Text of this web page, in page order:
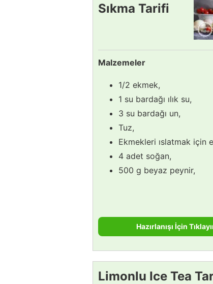
Sıkma Tarifi
Malzemeler
1/2 ekmek,
1 su bardağı ılık su,
3 su bardağı un,
Tuz,
Ekmekleri ıslatmak için
4 adet soğan,
500 g beyaz peynir,
Hazırlanışı İçin
Limonlu Ice Tea